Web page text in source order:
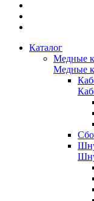
Каталог
Медные
Медные